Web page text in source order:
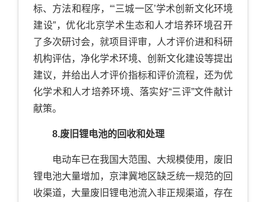
标、方法和程序，“‘三城一区’学术创新文化环境
建设”，优化北京学术生态和人才培养环境召开
了多次研讨会，就项目评审，人才评价进和科研
机构评估，净化学术环境、创新文化建设等提出
建议，并给出人才评价指标和评价流程，还为优
化学术和人才培养环境、落实好“三评”文件献计
献策。
8.废旧锂电池的回收和处理
电动车已在我国大范围、大规模使用，废旧
锂电池大量增加，京津冀地区缺乏统一规范的回
收渠道，大量废旧锂电池流入非正规渠道，存在